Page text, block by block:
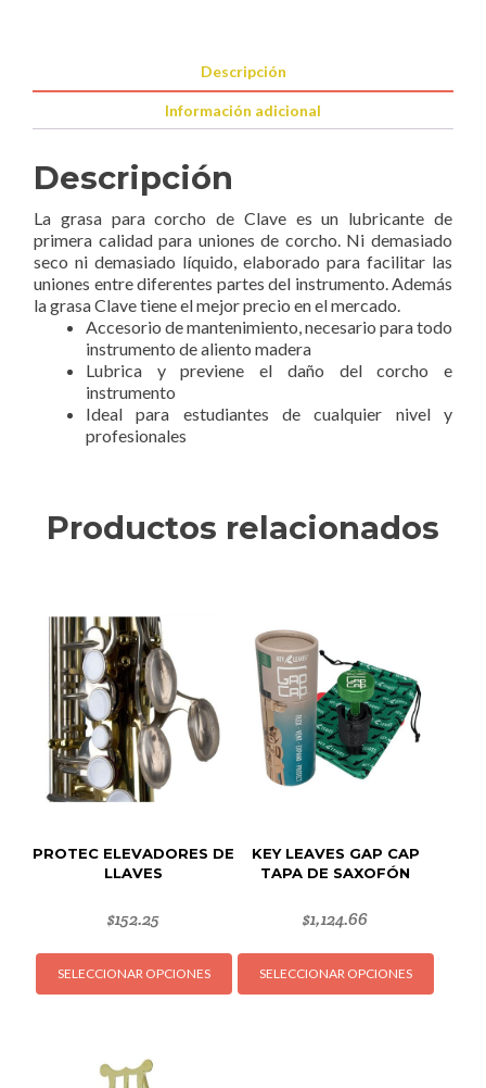
Descripción
Información adicional
Descripción
La grasa para corcho de Clave es un lubricante de
primera calidad para uniones de corcho. Ni demasiado
seco ni demasiado líquido, elaborado para facilitar las
uniones entre diferentes partes del instrumento. Además
la grasa Clave tiene el mejor precio en el mercado.
Accesorio de mantenimiento, necesario para todo
instrumento de aliento madera
Lubrica y previene el daño del corcho e
instrumento
Ideal para estudiantes de cualquier nivel y
profesionales
Productos relacionados
PROTEC ELEVADORES DE
LLAVES
$152.25
SELECCIONAR OPCIONES
Este
producto
KEY LEAVES GAP CAP
TAPA DE SAXOFÓN
$1,124.66
SELECCIONAR OPCIONES
Este